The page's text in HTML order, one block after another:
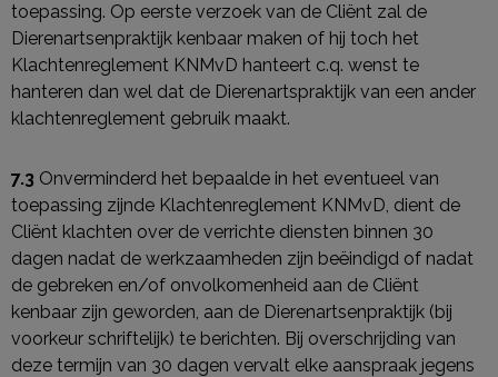
toepassing. Op eerste verzoek van de Cliënt zal de
Dierenartsenpraktijk kenbaar maken of hij toch het
Klachtenreglement KNMvD hanteert c.q. wenst te
hanteren dan wel dat de Dierenartspraktijk van een ander
klachtenreglement gebruik maakt.
7.3 Onverminderd het bepaalde in het eventueel van
toepassing zijnde Klachtenreglement KNMvD, dient de
Cliënt klachten over de verrichte diensten binnen 30
dagen nadat de werkzaamheden zijn beëindigd of nadat
de gebreken en/of onvolkomenheid aan de Cliënt
kenbaar zijn geworden, aan de Dierenartsenpraktijk (bij
voorkeur schriftelijk) te berichten. Bij overschrijding van
deze termijn van 30 dagen vervalt elke aanspraak jegens